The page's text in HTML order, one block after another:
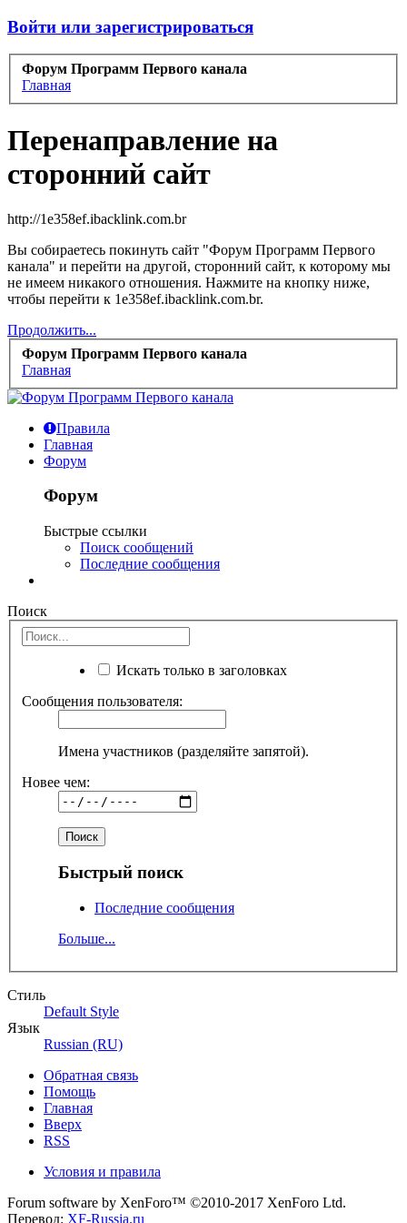
Войти или зарегистрироваться
Форум Программ Первого канала
Главная
Перенаправление на
сторонний сайт
http://1e358ef.ibacklink.com.br
Вы собираетесь покинуть сайт "Форум Программ Первого
канала" и перейти на другой, сторонний сайт, к которому мы
не имеем никакого отношения. Нажмите на кнопку ниже,
чтобы перейти к 1e358ef.ibacklink.com.br.
Продолжить...
Форум Программ Первого канала
Главная
Правила
Главная
Форум
Форум
Быстрые ссылки
Поиск сообщений
Последние сообщения
Поиск
Искать только в заголовках
Сообщения пользователя:
Имена участников (разделяйте запятой).
Новее чем:
Быстрый поиск
Последние сообщения
Больше...
Стиль
Default Style
Язык
Russian (RU)
Обратная связь
Помощь
Главная
Вверх
RSS
Условия и правила
Forum software by XenForo™ ©2010-2017 XenForo Ltd.
Перевод: XF-Russia.ru